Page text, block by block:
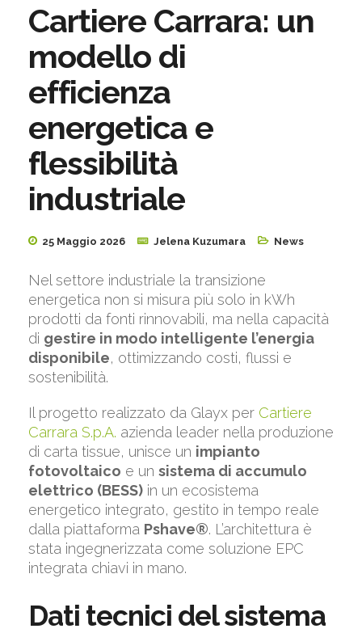
Cartiere Carrara: un
modello di
efficienza
energetica e
flessibilità
industriale
25 Maggio 2026 Jelena Kuzumara News
Nel settore industriale la transizione
energetica non si misura più solo in kWh
prodotti da fonti rinnovabili, ma nella capacità
di gestire in modo intelligente l’energia
disponibile, ottimizzando costi, flussi e
sostenibilità.
Il progetto realizzato da Glayx per Cartiere
Carrara S.p.A. azienda leader nella produzione
di carta tissue, unisce un impianto
fotovoltaico e un sistema di accumulo
elettrico (BESS) in un ecosistema
energetico integrato, gestito in tempo reale
dalla piattaforma Pshave®. L’architettura è
stata ingegnerizzata come soluzione EPC
integrata chiavi in mano.
Dati tecnici del sistema